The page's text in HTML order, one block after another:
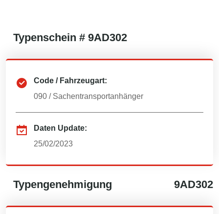
Typenschein # 9AD302
Code / Fahrzeugart:
090 / Sachentransportanhänger
Daten Update:
25/02/2023
Typengenehmigung 9AD302